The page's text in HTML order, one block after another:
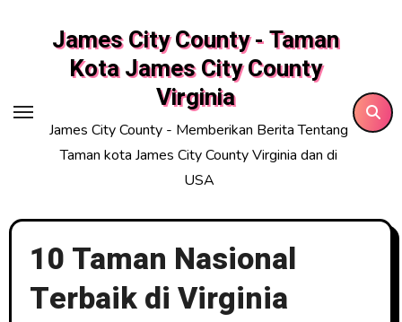
James City County - Taman
Kota James City County
Virginia
James City County - Memberikan Berita Tentang
Taman kota James City County Virginia dan di
USA
10 Taman Nasional
Terbaik di Virginia